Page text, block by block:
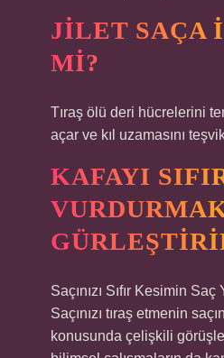
JILET SAÇA
MI?
Tıraş ölü deri hücrelerini
açar ve kıl uzamasını
KAFAYI
Saçınızı Sıfır Kesimin Saç
Saçınızı tıraş etmenin
konusunda çelişkili